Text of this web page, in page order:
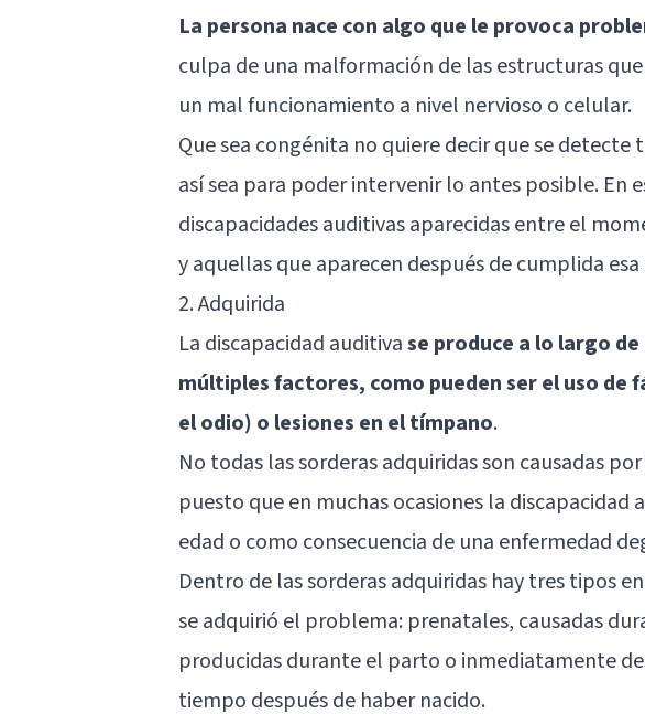
La persona nace con algo que le provoca
culpa de una malformación de las estructuras
un mal funcionamiento a nivel nervioso o celular.
Que sea congénita no quiere decir que se
así sea para poder intervenir lo antes posible. En
discapacidades auditivas aparecidas entre el
y aquellas que aparecen después de cumplida esa
2. Adquirida
La discapacidad auditivase produce a lo largo
múltiples factores, como pueden ser el uso de
el odio) o lesiones en el tímpano.
No todas las sorderas adquiridas son causadas
puesto que en muchas ocasiones la discapacidad
edad o como consecuencia de una enfermedad
Dentro de las sorderas adquiridas hay tres tipos
se adquirió el problema: prenatales, causadas
producidas durante el parto o inmediatamente
tiempo después de haber nacido.